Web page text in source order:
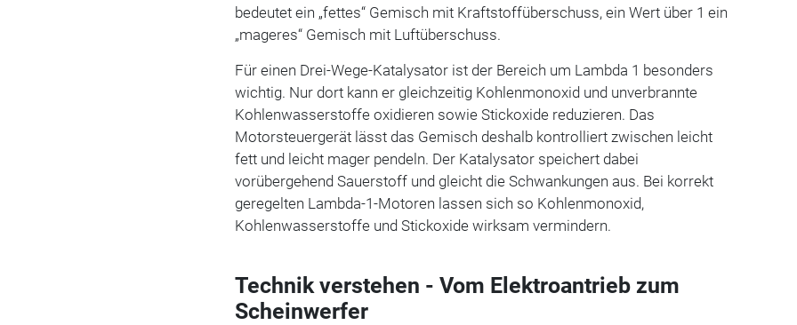
bedeutet ein „fettes“ Gemisch mit Kraftstoffüberschuss, ein Wert über 1 ein
„mageres“ Gemisch mit Luftüberschuss.
Für einen Drei-Wege-Katalysator ist der Bereich um Lambda 1 besonders
wichtig. Nur dort kann er gleichzeitig Kohlenmonoxid und unverbrannte
Kohlenwasserstoffe oxidieren sowie Stickoxide reduzieren. Das
Motorsteuergerät lässt das Gemisch deshalb kontrolliert zwischen leicht
fett und leicht mager pendeln. Der Katalysator speichert dabei
vorübergehend Sauerstoff und gleicht die Schwankungen aus. Bei korrekt
geregelten Lambda-1-Motoren lassen sich so Kohlenmonoxid,
Kohlenwasserstoffe und Stickoxide wirksam vermindern.
Technik verstehen - Vom Elektroantrieb zum
Scheinwerfer